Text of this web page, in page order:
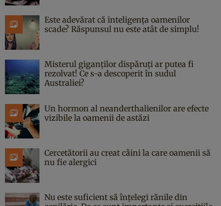
Este adevărat că inteligența oamenilor
scade? Răspunsul nu este atât de simplu!
Misterul giganților dispăruți ar putea fi
rezolvat! Ce s-a descoperit în sudul
Australiei?
Un hormon al neanderthalienilor are efecte
vizibile la oamenii de astăzi
Cercetătorii au creat câini la care oamenii să
nu fie alergici
Nu este suficient să înțelegi rănile din